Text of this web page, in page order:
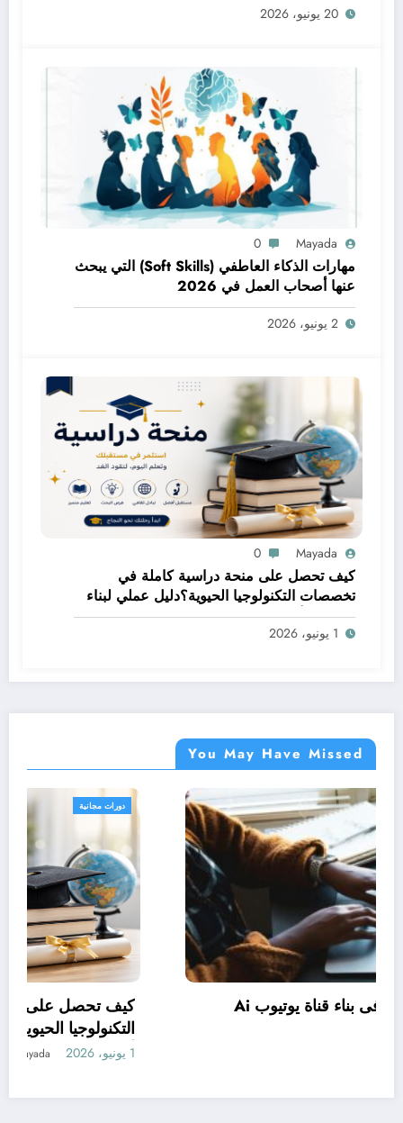
20 يونيو، 2026
Mayada
0
مهارات الذكاء العاطفي (Soft Skills) التي يبحث
عنها أصحاب العمل في 2026
2 يونيو، 2026
Mayada
0
كيف تحصل على منحة دراسية كاملة في
تخصصات التكنولوجيا الحيوية؟دليل عملي لبناء
مستقبل أكاديمي مميز
1 يونيو، 2026
You May Have Missed
دورات مجانية
كيف تستخدم Claude فى بناء قناة يوتيوب Ai